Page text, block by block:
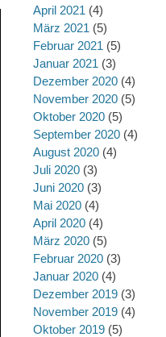
April 2021 (4)
März 2021 (5)
Februar 2021 (5)
Januar 2021 (3)
Dezember 2020 (4)
November 2020 (5)
Oktober 2020 (5)
September 2020 (4)
August 2020 (4)
Juli 2020 (3)
Juni 2020 (3)
Mai 2020 (4)
April 2020 (4)
März 2020 (5)
Februar 2020 (3)
Januar 2020 (4)
Dezember 2019 (3)
November 2019 (4)
Oktober 2019 (5)